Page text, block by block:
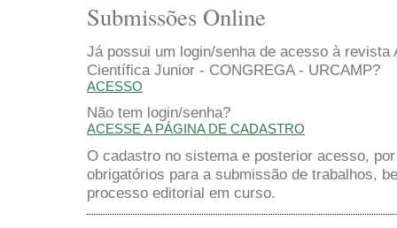
Submissões Online
Já possui um login/senha de acesso à revista
Científica Junior - CONGREGA - URCAMP?
ACESSO
Não tem login/senha?
ACESSE A PÁGINA DE CADASTRO
O cadastro no sistema e posterior acesso,
obrigatórios para a submissão de trabalhos,
processo editorial em curso.